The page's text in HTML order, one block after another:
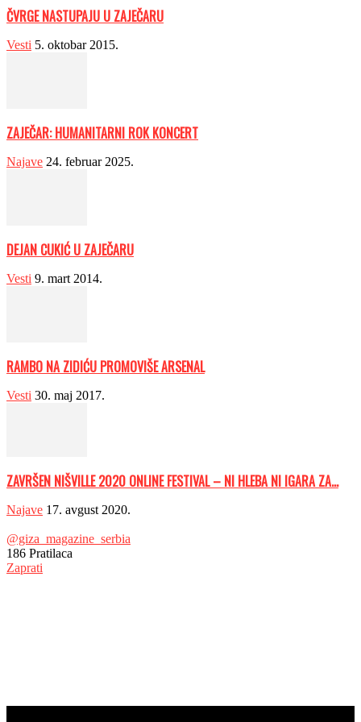
ČVRGE NASTUPAJU U ZAJEČARU
Vesti 5. oktobar 2015.
ZAJEČAR: HUMANITARNI ROK KONCERT
Najave 24. februar 2025.
DEJAN CUKIĆ U ZAJEČARU
Vesti 9. mart 2014.
RAMBO NA ZIDIĆU PROMOVIŠE ARSENAL
Vesti 30. maj 2017.
ZAVRŠEN NIŠVILLE 2020 ONLINE FESTIVAL – NI HLEBA NI IGARA ZA...
Najave 17. avgust 2020.
@giza_magazine_serbia
186 Pratilaca
Zaprati